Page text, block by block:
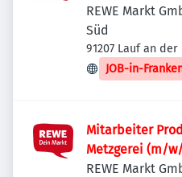
REWE Markt
Süd
91207 Lauf an der
JOB-in-
Mitarbeiter
Metzgerei (m/
REWE Markt